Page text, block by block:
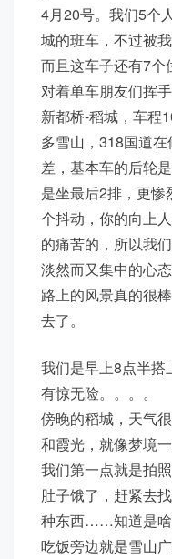
4月20号。我们5个
城的班车，不过被
而且这车子还有7个
对着单车朋友们挥
新都桥-稻城，车程
多雪山，318国道
差，基本车的后轮
是坐最后2排，更
个抖动，你的向上
的痛苦的，所以我
淡然而又集中的心态
路上的风景真的很
去了。
我们是早上8点半搭
有惊无险。。。。
傍晚的稻城，天气
和霞光，就像梦境一
我们第一点就是拍
肚子饿了，赶紧去
种东西……知道是啥
吃饭旁边就是雪山